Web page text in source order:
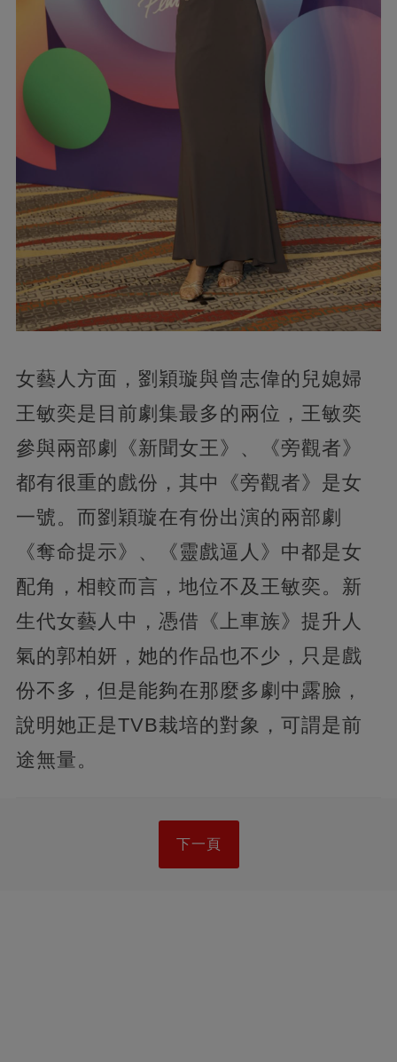
女藝人方面，劉穎璇與曾志偉的兒媳婦
王敏奕是目前劇集最多的兩位，王敏奕
參與兩部劇《新聞女王》、《旁觀者》
都有很重的戲份，其中《旁觀者》是女
一號。而劉穎璇在有份出演的兩部劇
《奪命提示》、《靈戲逼人》中都是女
配角，相較而言，地位不及王敏奕。新
生代女藝人中，憑借《上車族》提升人
氣的郭柏妍，她的作品也不少，只是戲
份不多，但是能夠在那麼多劇中露臉，
說明她正是TVB栽培的對象，可謂是前
途無量。
下一頁